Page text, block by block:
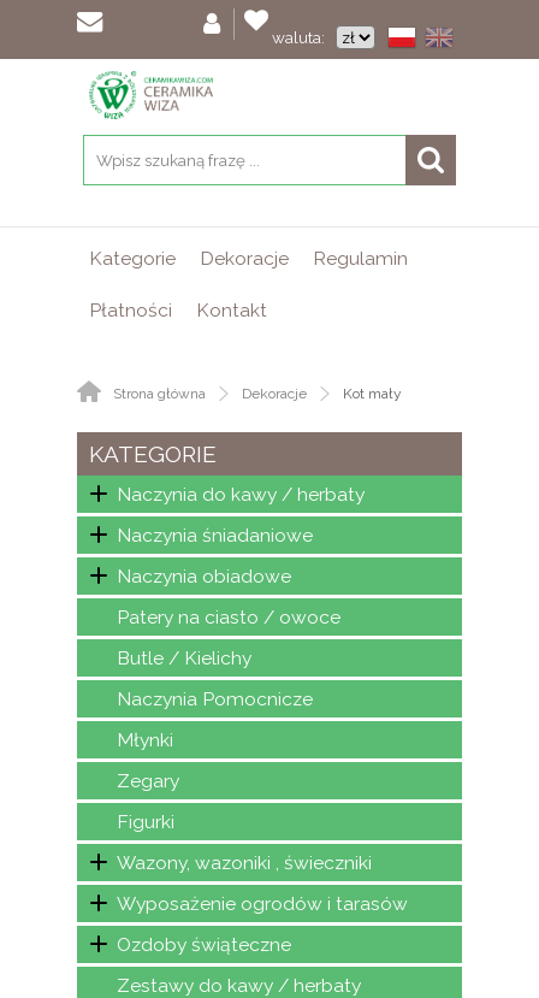
waluta:
Kategorie Dekoracje Regulamin
Płatności Kontakt
Strona główna Dekoracje Kot mały
KATEGORIE
Naczynia do kawy / herbaty
Naczynia śniadaniowe
Naczynia obiadowe
Patery na ciasto / owoce
Butle / Kielichy
Naczynia Pomocnicze
Młynki
Zegary
Figurki
Wazony, wazoniki , świeczniki
Wyposażenie ogrodów i tarasów
Ozdoby świąteczne
Zestawy do kawy / herbaty